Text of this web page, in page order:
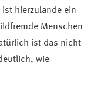
ist hierzulande ein
Menschen
ist das nicht
wie